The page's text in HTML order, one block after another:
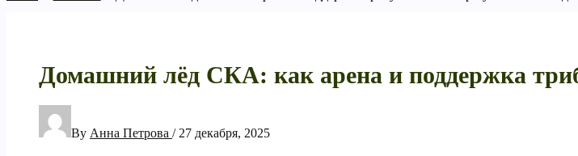
Домашний лёд СКА: как арена и поддержка
By Анна Петрова / 27 декабря, 2025